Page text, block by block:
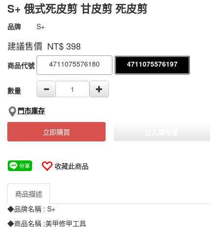
S+ 俄式死皮剪 甘皮剪 死皮剪
商品代號 4711075576197
4711075576197
品牌 S+
建議售價 NT$398
商品代號 4711075576180 4711075576197
數量
門市庫存
立即購買
收藏此商品
商品描述
◆品牌名稱 : S+
◆商品名稱 :美甲修甲工具